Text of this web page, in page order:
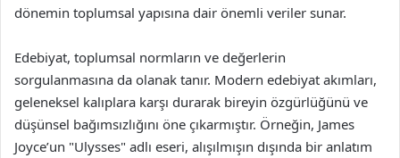
dönemin toplumsal yapısına dair önemli veriler sunar.
Edebiyat, toplumsal normların ve değerlerin
sorgulanmasına da olanak tanır. Modern edebiyat akımları,
geleneksel kalıplara karşı durarak bireyin özgürlüğünü ve
düşünsel bağımsızlığını öne çıkarmıştır. Örneğin, James
Joyce’un "Ulysses" adlı eseri, alışılmışın dışında bir anlatım